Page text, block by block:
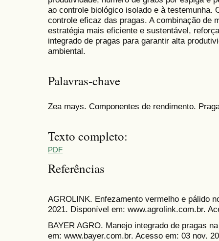
ao controle biológico isolado e à testemunha.
controle eficaz das pragas. A combinação de
estratégia mais eficiente e sustentável,
integrado de pragas para garantir alta
ambiental.
Palavras-chave
Zea mays. Componentes de rendimento.
Texto completo:
PDF
Referências
AGROLINK. Enfezamento vermelho e pálido
2021. Disponível em: www.agrolink.com.br.
BAYER AGRO. Manejo integrado de pragas
em: www.bayer.com.br. Acesso em: 03 nov.